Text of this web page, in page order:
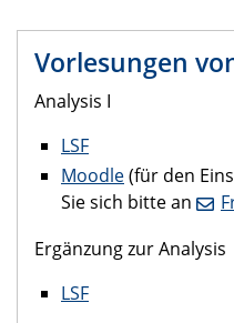
Vorlesungen
Analysis I
LSF
Moodle(für den
Sie sich bitte an
Ergänzung zur Analysis
LSF